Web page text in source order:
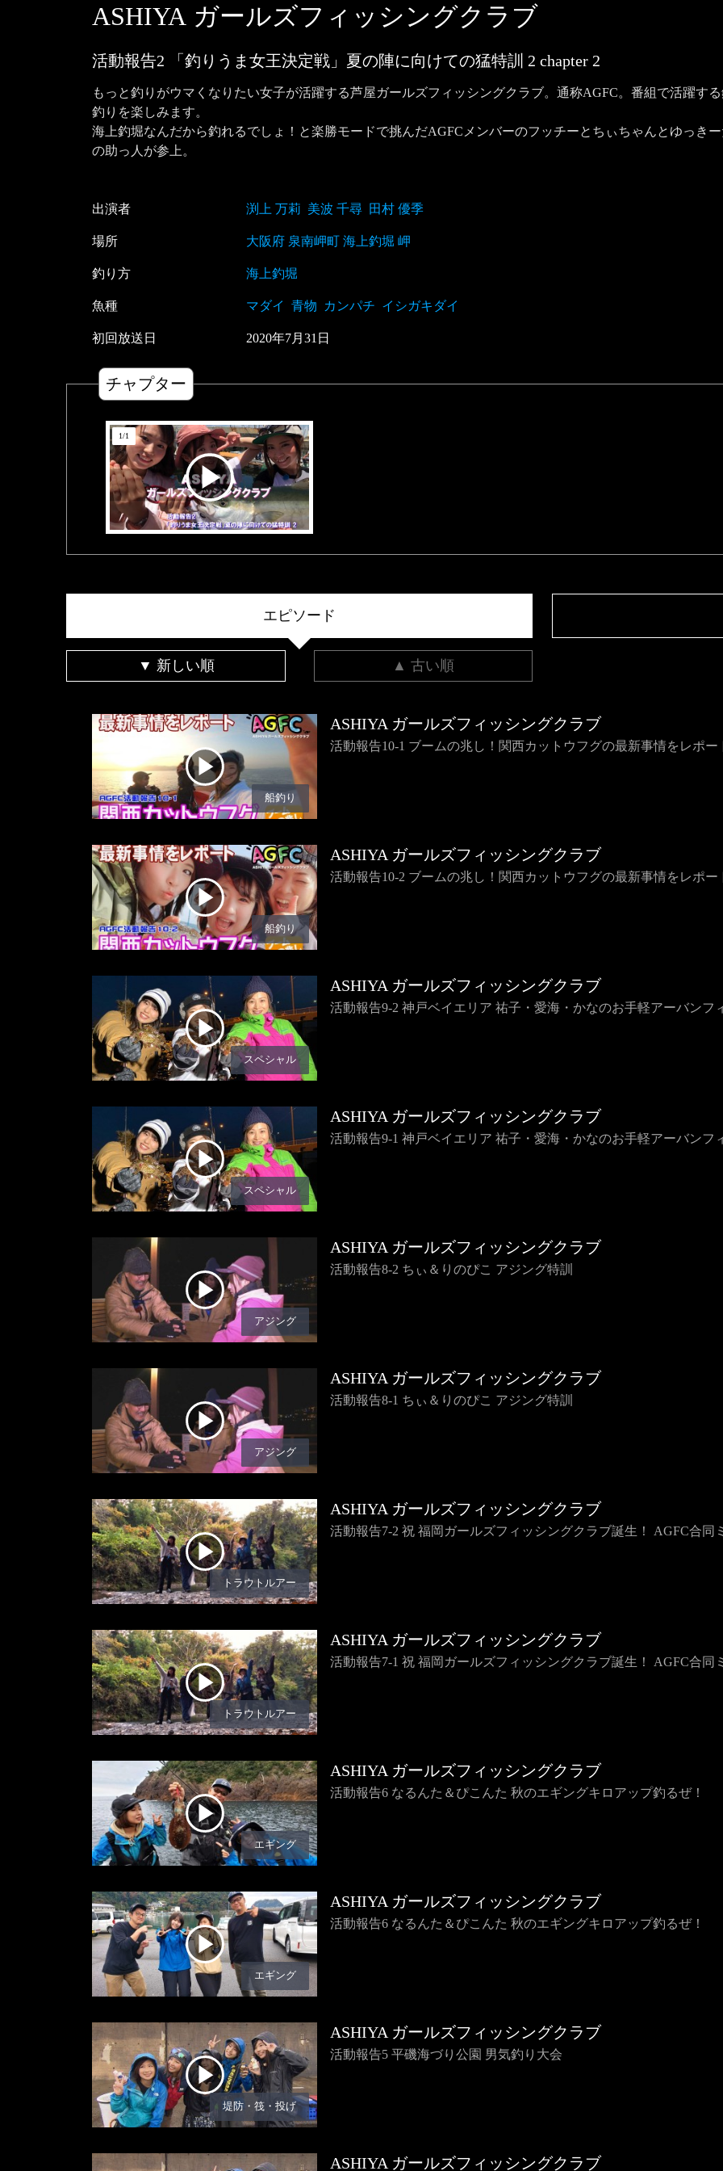
ASHIYA ガールズフィッシングクラブ
活動報告2 「釣りうま女王決定戦」夏の陣に向けての猛特訓 2 chapter 2
もっと釣りがウマくなりたい女子が活躍する芦屋ガールズフィッシングクラブ。通称AGFC。番組で活躍す
釣りを楽しみます。
海上釣堀なんだから釣れるでしょ！と楽勝モードで挑んだAGFCメンバーのフッチーとちぃちゃんとゆっき
の助っ人が参上。
出演者 渕上 万莉 美波 千尋 田村 優季
場所 大阪府 泉南岬町 海上釣堀 岬
釣り方 海上釣堀
魚種 マダイ 青物 カンパチ イシガキダイ
初回放送日 2020年7月31 日
チャプター
1/1
エピソード
▼ 新しい順 ▲ 古い順
船釣り
ASHIYA ガールズフィッシングクラブ
活動報告10-1 ブームの兆し！関西カットウフグの最新事情をレポー
船釣り
ASHIYA ガールズフィッシングクラブ
活動報告10-2 ブームの兆し！関西カットウフグの最新事情をレポー
スペシャル
ASHIYA ガールズフィッシングクラブ
活動報告9-2 神戸ベイエリア 祐子・愛海・かなのお手軽アーバンフ
スペシャル
ASHIYA ガールズフィッシングクラブ
活動報告9-1 神戸ベイエリア 祐子・愛海・かなのお手軽アーバンフ
アジング
ASHIYA ガールズフィッシングクラブ
活動報告8-2 ちぃ＆りのぴこ アジング特訓
アジング
ASHIYA ガールズフィッシングクラブ
活動報告8-1 ちぃ＆りのぴこ アジング特訓
トラウトルアー
ASHIYA ガールズフィッシングクラブ
活動報告7-2 祝 福岡ガールズフィッシングクラブ誕生！ AGFC合同
トラウトルアー
ASHIYA ガールズフィッシングクラブ
活動報告7-1 祝 福岡ガールズフィッシングクラブ誕生！ AGFC合同
エギング
ASHIYA ガールズフィッシングクラブ
活動報告6 なるんた＆ぴこんた 秋のエギングキロアップ釣るぜ！
エギング
ASHIYA ガールズフィッシングクラブ
活動報告6 なるんた＆ぴこんた 秋のエギングキロアップ釣るぜ！
堤防・筏・投げ
ASHIYA ガールズフィッシングクラブ
活動報告5 平磯海づり公園 男気釣り大会
ASHIYA ガールズフィッシングクラブ